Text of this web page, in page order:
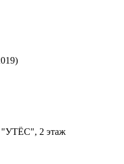
"УТЁС", 2 этаж